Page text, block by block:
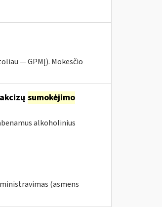
— GPMĮ). Mokesčio
sumokėjimo
alkoholinius
(asmens